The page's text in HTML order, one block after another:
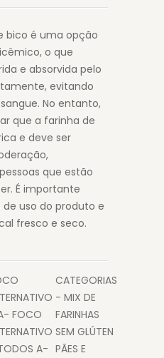
bico é uma opção
o que
e absorvida pelo
evitando
No entanto,
que a farinha de
e deve ser
que estão
É importante
uso do produto e
fresco e seco.
FOCO
A-
CATEGORIAS
- MIX DE
FARINHAS
SEM GLÚTEN
PÃES E